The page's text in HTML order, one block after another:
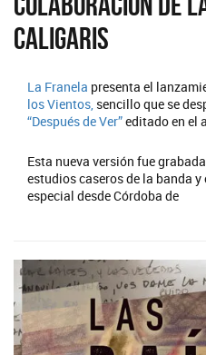
Caligaris
La Franela presenta el
los Vientos, sencillo que se
“Después de Ver”editado en el
Esta nueva versión fue
estudios caseros de la banda
especial desde Córdoba de